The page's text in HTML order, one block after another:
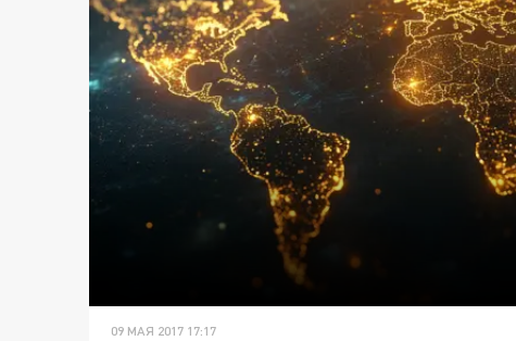
09 МАЯ 2017 17:17